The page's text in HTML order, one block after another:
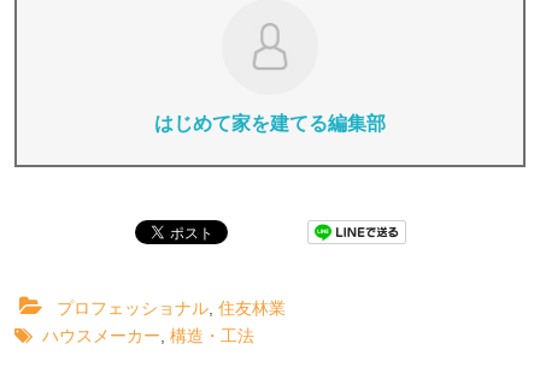
はじめて家を建てる編集部
プロフェッショナル, 住友林業
ハウスメーカー, 構造・工法